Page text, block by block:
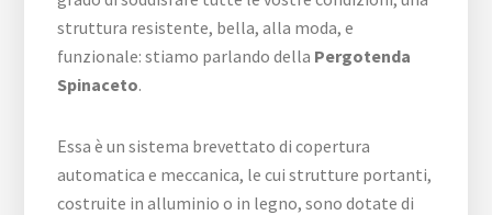
struttura resistente, bella, alla moda, e
funzionale: stiamo parlando della Pergotenda
Spinaceto.
Essa è un sistema brevettato di copertura
automatica e meccanica, le cui strutture portanti,
costruite in alluminio o in legno, sono dotate di